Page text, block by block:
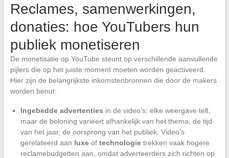
Reclames, samenwerkingen,
donaties: hoe YouTubers hun
publiek monetiseren
De monetisatie op YouTube steunt op verschillende aanvullende
pijlers die op het juiste moment moeten worden geactiveerd.
Hier zijn de belangrijkste inkomstenbronnen die door de makers
worden benut:
Ingebedde advertenties in de video’s: elke weergave telt,
maar de beloning varieert afhankelijk van het thema, de tijd
van het jaar, de oorsprong van het publiek. Video’s
gerelateerd aan luxeof technologietrekken vaak hogere
reclamebudgetten aan, omdat adverteerders zich richten op